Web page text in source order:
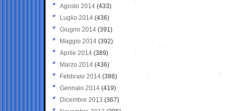
Agosto 2014 (433)
Luglio 2014 (436)
Giugno 2014 (391)
Maggio 2014 (392)
Aprile 2014 (389)
Marzo 2014 (436)
Febbraio 2014 (386)
Gennaio 2014 (419)
Dicembre 2013 (367)